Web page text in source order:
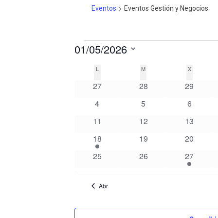
Eventos Eventos Gestión y Negocios
Eventos
01/05/2026
fecha.
Calendario
Eventos
L M XMIÉRCOLES
0
27
0
28
0
29
0
4
0
5
0
6
0
11
0
12
0
13
1
evento
18
0
19
0
20
0
25
0
26
1
evento
27
Abr